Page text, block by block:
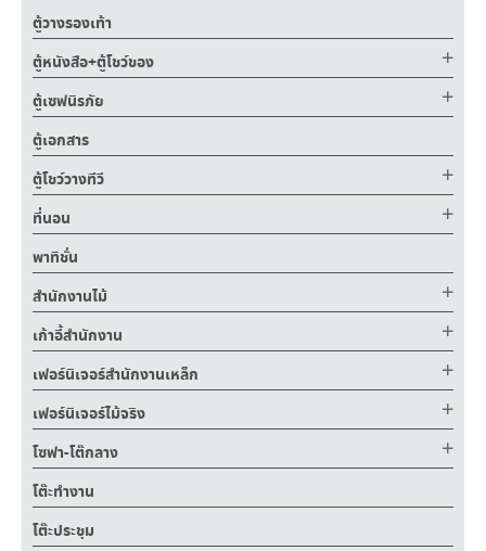
ตู้วางรองเท้า
ตู้หนังสือ+ตู้โชว์ของ
ตู้เซฟนิรภัย
ตู้เอกสาร
ตู้โชว์วางทีวี
ที่นอน
พาทิชั่น
สำนักงานไม้
เก้าอี้สำนักงาน
เฟอร์นิเจอร์สำนักงานเหล็ก
เฟอร์นิเจอร์ไม้จริง
โซฟา-โต๊กลาง
โต๊ะทำงาน
โต๊ะประชุม